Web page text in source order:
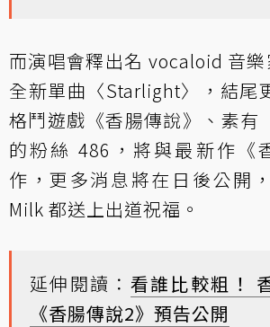
而演唱會釋出名 vocaloid 音樂
全新單曲〈Starlight〉，結尾
格鬥遊戲《香腸傳說》、素有
的粉絲 486，將與最新作《
作，更多消息將在日後公開
Milk 都送上出道祝福。
延伸閱讀： 看誰比較粗！
《香腸傳說2》預告公開